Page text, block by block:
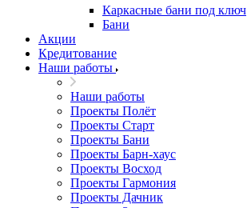
Каркасные бани под ключ
Бани
Акции
Кредитование
Наши работы
Наши работы
Проекты Полёт
Проекты Старт
Проекты Бани
Проекты Барн-хаус
Проекты Восход
Проекты Гармония
Проекты Дачник